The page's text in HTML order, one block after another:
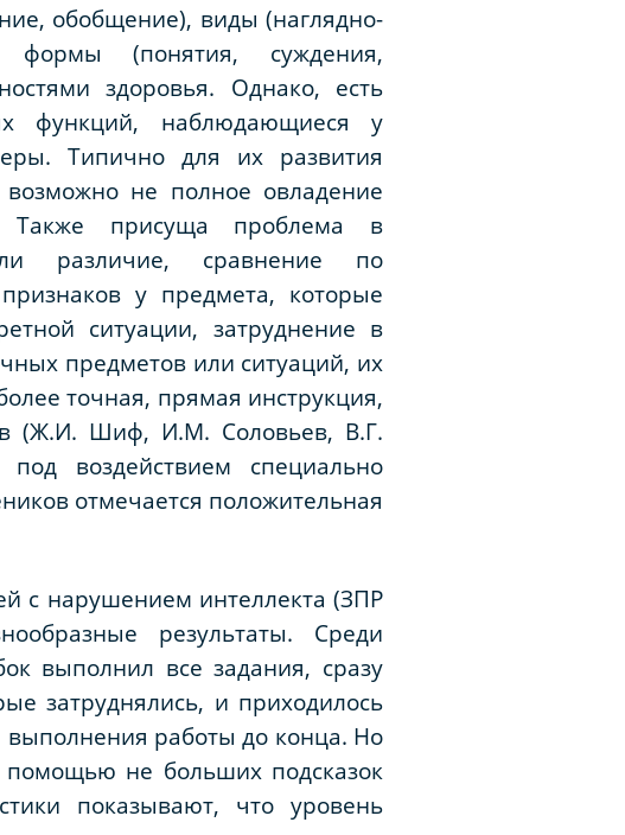
обобщение), виды (наглядно-
формы (понятия, суждения,
здоровья. Однако, есть
функций, наблюдающиеся у
Типично для их развития
не полное овладение
Также присуща проблема в
различие, сравнение по
у предмета, которые
ситуации, затруднение в
предметов или ситуаций, их
точная, прямая инструкция,
(Ж.И. Шиф, И.М. Соловьев, В.Г.
воздействием специально
отмечается положительная
с нарушением интеллекта (ЗПР
результаты. Среди
выполнил все задания, сразу
затруднялись, и приходилось
выполнения работы до конца. Но
помощью не больших подсказок
показывают, что уровень